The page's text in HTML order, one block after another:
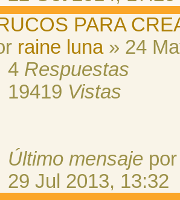
PARA
raine luna» 24
4 Respuestas
19419 Vistas
Último mensaje
29 Jul 2013, 13:32